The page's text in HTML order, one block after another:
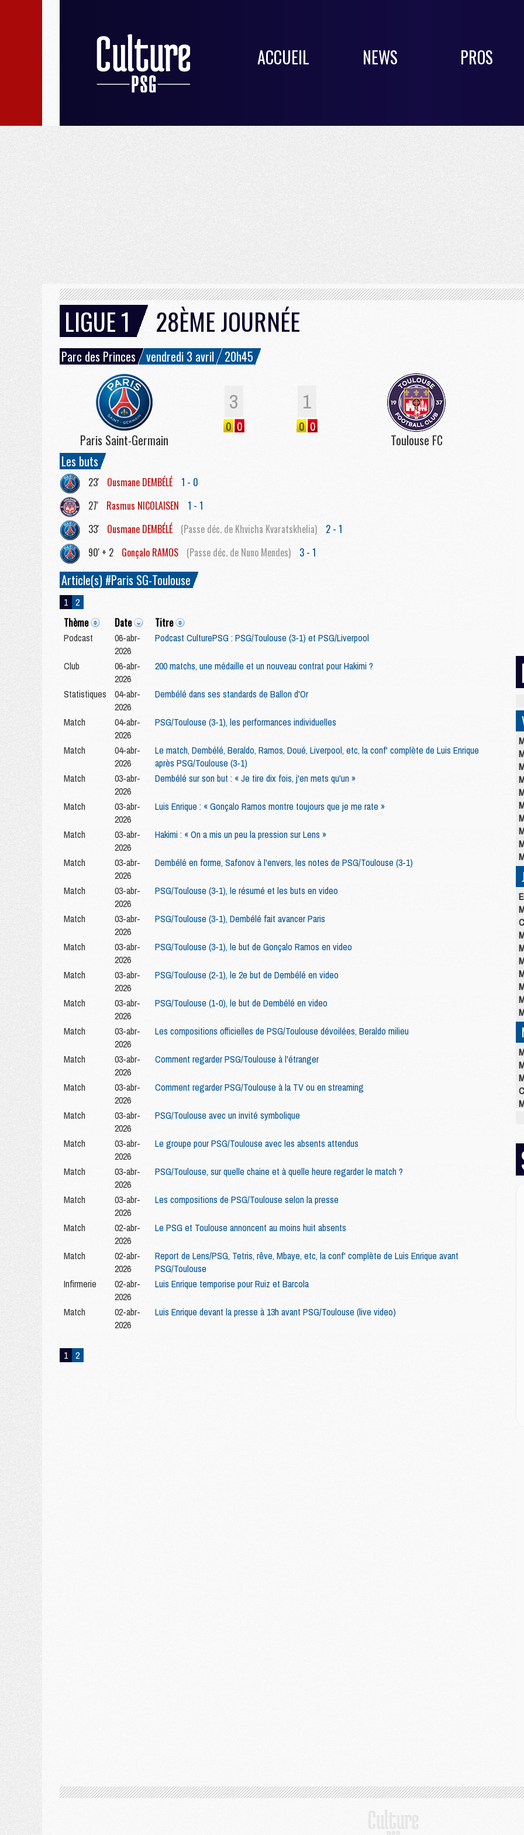
ACCUEIL NEWS PROS
LIGUE 1 28ÈME JOURNÉE
Parc des Princes vendredi 3 avril 20h45
Paris Saint-Germain
3 1
0 0 0 0
Toulouse FC
Les buts
23' Ousmane DEMBÉLÉ
1 - 0
27'
Rasmus NICOLAISEN
1 - 1
33'
Ousmane DEMBÉLÉ (Passe déc. de Khvicha Kvaratskhelia)
2 - 1
90' + 2
Gonçalo RAMOS (Passe déc. de Nuno Mendes) 3 - 1
Article(s) #Paris SG-Toulouse
1 2
Thème Date Titre
Podcast
06-abr-
2026
Podcast CulturePSG : PSG/Toulouse (3-1) et PSG/Liverpool
Club
06-abr-
2026
200 matchs, une médaille et un nouveau contrat pour Hakimi ?
Statistiques
04-abr-
2026
Dembélé dans ses standards de Ballon d'Or
Match
04-abr-
2026
PSG/Toulouse (3-1), les performances individuelles
Match
04-abr-
2026
Le match, Dembélé, Beraldo, Ramos, Doué, Liverpool, etc, la conf' complète de Luis Enrique
après PSG/Toulouse (3-1)
Match
03-abr-
2026
Dembélé sur son but : « Je tire dix fois, j'en mets qu'un »
Match
03-abr-
2026
Luis Enrique : « Gonçalo Ramos montre toujours que je me rate »
Match
03-abr-
2026
Hakimi : « On a mis un peu la pression sur Lens »
Match
03-abr-
2026
Dembélé en forme, Safonov à l'envers, les notes de PSG/Toulouse (3-1)
Match
03-abr-
2026
PSG/Toulouse (3-1), le résumé et les buts en video
Match
03-abr-
2026
PSG/Toulouse (3-1), Dembélé fait avancer Paris
Match
03-abr-
2026
PSG/Toulouse (3-1), le but de Gonçalo Ramos en video
Match
03-abr-
2026
PSG/Toulouse (2-1), le 2e but de Dembélé en video
Match
03-abr-
2026
PSG/Toulouse (1-0), le but de Dembélé en video
Match
03-abr-
2026
Les compositions officielles de PSG/Toulouse dévoilées, Beraldo milieu
Match
03-abr-
2026
Comment regarder PSG/Toulouse à l'étranger
Match
03-abr-
2026
Comment regarder PSG/Toulouse à la TV ou en streaming
Match
03-abr-
2026
PSG/Toulouse avec un invité symbolique
Match
03-abr-
2026
Le groupe pour PSG/Toulouse avec les absents attendus
Match
03-abr-
2026
PSG/Toulouse, sur quelle chaine et à quelle heure regarder le match ?
Match
03-abr-
2026
Les compositions de PSG/Toulouse selon la presse
Match
02-abr-
2026
Le PSG et Toulouse annoncent au moins huit absents
Match
02-abr-
2026
Report de Lens/PSG, Tetris, rêve, Mbaye, etc, la conf' complète de Luis Enrique avant
PSG/Toulouse
Infirmerie
02-abr-
2026
Luis Enrique temporise pour Ruiz et Barcola
Match
02-abr-
2026
Luis Enrique devant la presse à 13h avant PSG/Toulouse (live video)
1 2